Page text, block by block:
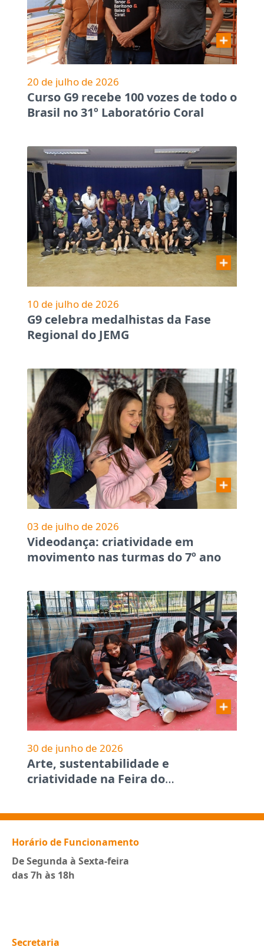
20 de julho de 2026
Curso G9 recebe 100 vozes de todo o
Brasil no 31º Laboratório Coral
10 de julho de 2026
G9 celebra medalhistas da Fase
Regional do JEMG
03 de julho de 2026
Videodança: criatividade em
movimento nas turmas do 7º ano
30 de junho de 2026
Arte, sustentabilidade e
criatividade na Feira do…
Horário de Funcionamento
De Segunda à Sexta-feira
das 7h às 18h
Secretaria